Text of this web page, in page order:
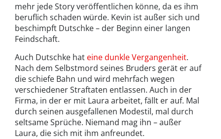
mehr jede Story veröffentlichen könne, da es ihm
beruflich schaden würde. Kevin ist außer sich und
beschimpft Dutschke – der Beginn einer langen
Feindschaft.
Auch Dutschke hat eine dunkle Vergangenheit.
Nach dem Selbstmord seines Bruders gerät er auf
die schiefe Bahn und wird mehrfach wegen
verschiedener Straftaten entlassen. Auch in der
Firma, in der er mit Laura arbeitet, fällt er auf. Mal
durch seinen ausgefallenen Modestil, mal durch
seltsame Sprüche. Niemand mag ihn – außer
Laura, die sich mit ihm anfreundet.